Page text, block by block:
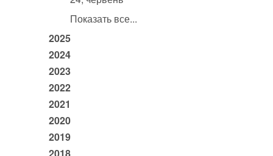
Показать все...
2025
2024
2023
2022
2021
2020
2019
2018